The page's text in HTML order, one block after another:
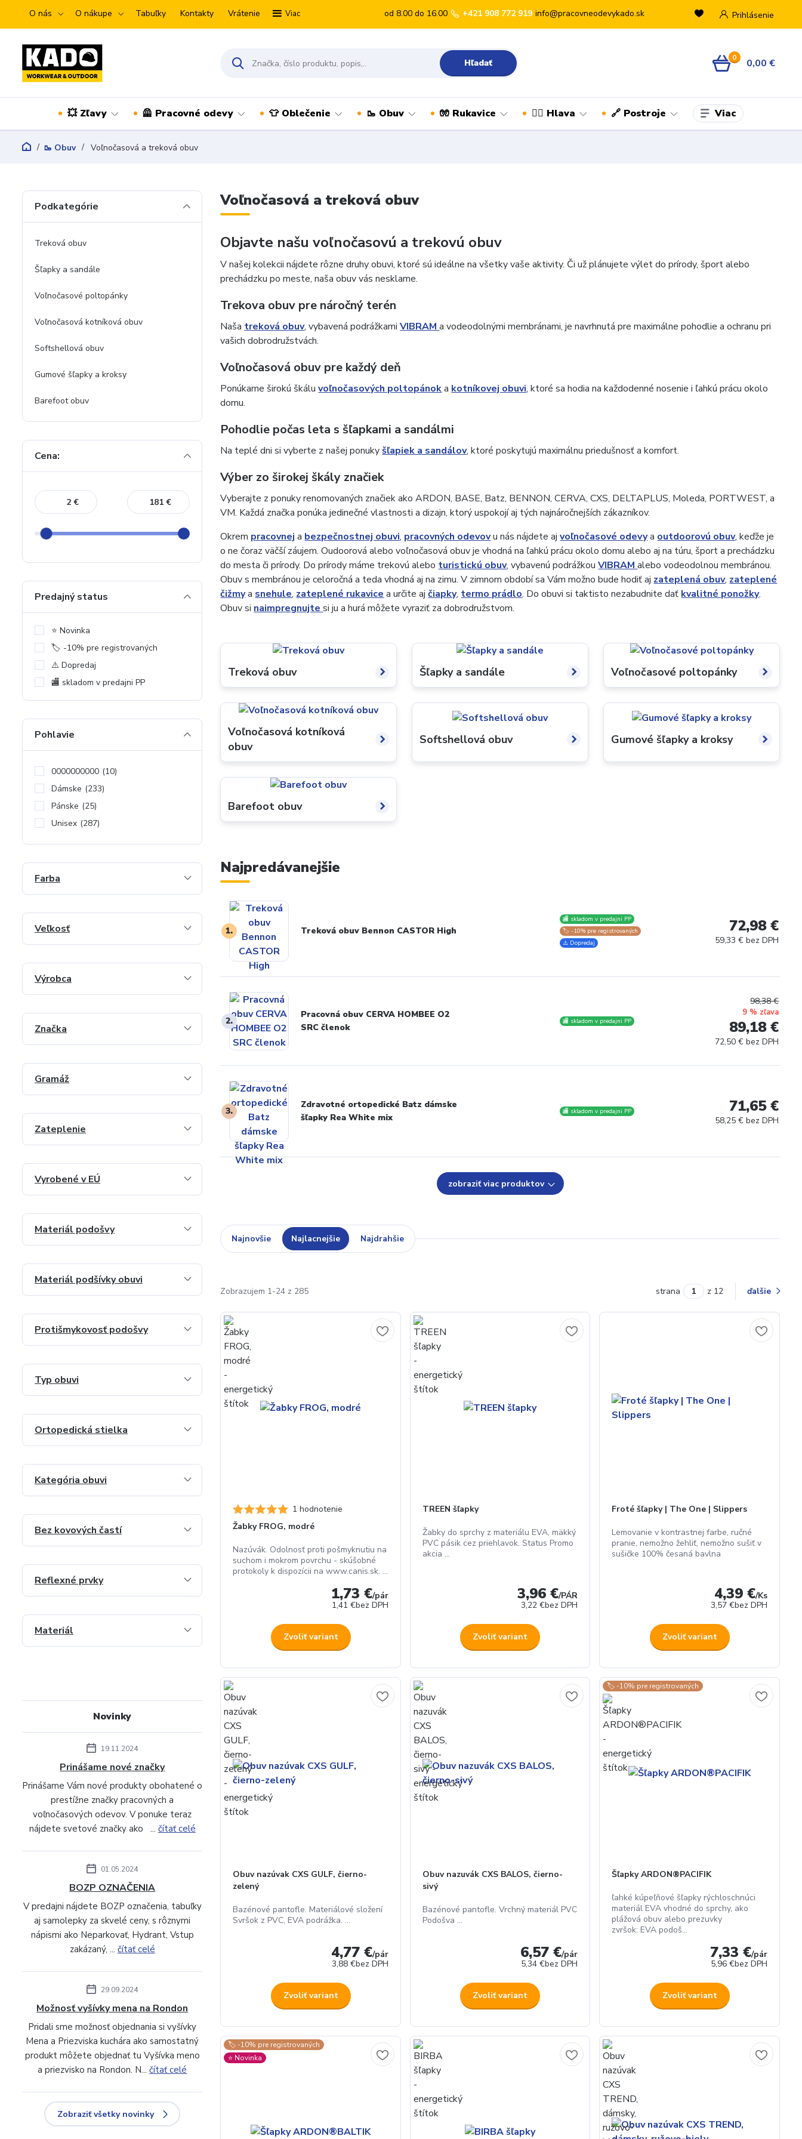
O nás O nákupe Tabuľky Kontakty Vrátenie Viac Prihlásenie
Hľadať
od 8.00 do 16.00 +421 908 772 919 info@pracovneodevykado.sk
0 0,00 €
💥 Zľavy 🦺 Pracovné odevy 👕 Oblečenie 🥾 Obuv 🧤 Rukavice 👷‍♂️ Hlava 🔗 Postroje Viac
🥾 Obuv Voľnočasová a treková obuv
Voľnočasová a treková obuv
Objavte našu voľnočasovú a trekovú obuv
V našej kolekcii nájdete rôzne druhy obuvi, ktoré sú ideálne na všetky vaše aktivity. Či už plánujete výlet do prírody, šport alebo
prechádzku po meste, naša obuv vás nesklame.
Trekova obuv pre náročný terén
Naša treková obuv, vybavená podrážkamiVIBRAMa vodeodolnými membránami, je navrhnutá pre maximálne pohodlie a ochranu pri
vašich dobrodružstvách.
Voľnočasová obuv pre každý deň
Ponúkame širokú škáluvoľnočasových poltopánoka kotníkovej obuvi, ktoré sa hodia na každodenné nosenie i ľahkú prácu okolo
domu.
Pohodlie počas leta s šľapkami a sandálmi
Na teplé dni si vyberte z našej ponukyšľapiek a sandálov, ktoré poskytujú maximálnu priedušnosť a komfort.
Výber zo širokej škály značiek
Vyberajte z ponuky renomovaných značiek ako ARDON, BASE, Batz, BENNON, CERVA, CXS, DELTAPLUS, Moleda, PORTWEST, a
VM. Každá značka ponúka jedinečné vlastnosti a dizajn, ktorý uspokojí aj tých najnáročnejších zákazníkov.
Okrem pracovnej a bezpečnostnej obuvi, pracovných odevovu nás nájdete ajvoľnočasové odevya outdoorovú obuv, keďže je
o ne čoraz väčší záujem. Oudoorová alebo voľnočasová obuv je vhodná na ľahkú prácu okolo domu alebo aj na túru, šport a prechádzku
do mesta či prírody. Do prírody máme trekovú alebo turistickú obuv, vybavenú podrážkouVIBRAMalebo vodeodolnou membránou.
Obuv s membránou je celoročná a teda vhodná aj na zimu. V zimnom období sa Vám možno bude hodiť aj zateplená obuv, zateplené
čižmya snehule, zateplené rukavice a určite ajčiapky, termo prádlo. Do obuvi si taktisto nezabudnite dať kvalitné ponožky.
Obuv si naimpregnujtesi ju a hurá môžete vyraziť za dobrodružstvom.
Treková obuv Šľapky a sandále Voľnočasové poltopánky
Voľnočasová kotníková
obuv
Softshellová obuv Gumové šľapky a kroksy
Barefoot obuv
Najpredávanejšie
1. Treková obuv Bennon CASTOR High
🏬 skladom v predajni PP
🏷️ -10% pre registrovaných
⚠️ Dopredaj
72,98 €
59,33 € bez DPH
2.
Pracovná obuv CERVA HOMBEE O2
SRC členok
🏬 skladom v predajni PP
98,38 €
9 % zľava
89,18 €
72,50 € bez DPH
3.
Zdravotné ortopedické Batz dámske
šľapky Rea White mix
🏬 skladom v predajni PP 71,65 €
58,25 € bez DPH
zobraziť viac produktov
Najnovšie Najlacnejšie Najdrahšie
Zobrazujem 1-24 z 285 strana z 12 ďalšie
1 hodnotenie
Žabky FROG, modré
Nazúvák. Odolnosť proti pošmyknutiu na
suchom i mokrom povrchu - skúšobné
protokoly k dispozícii na www.canis.sk. ...
1,73 €/pár
1,41 €bez DPH
Zvoliť variant
TREEN šľapky
Žabky do sprchy z materiálu EVA, mäkký
PVC pásik cez priehlavok. Status Promo
akcia ...
3,96 €/PÁR
3,22 €bez DPH
Zvoliť variant
Froté šľapky | The One | Slippers
Lemovanie v kontrastnej farbe, ručné
pranie, nemožno žehliť, nemožno sušiť v
sušičke 100% česaná bavlna
4,39 €/Ks
3,57 €bez DPH
Zvoliť variant
Obuv nazúvak CXS GULF, čierno-
zelený
Bazénové pantofle. Materiálové složení
Svršok z PVC, EVA podrážka. ...
4,77 €/pár
3,88 €bez DPH
Zvoliť variant
Obuv nazuvák CXS BALOS, čierno-
sivý
Bazénové pantofle. Vrchný materiál PVC
Podošva ...
6,57 €/pár
5,34 €bez DPH
Zvoliť variant
🏷️ -10% pre registrovaných
Šľapky ARDON®PACIFIK
ľahké kúpeľňové šľapky rýchloschnúci
materiál EVA vhodné do sprchy, ako
plážová obuv alebo prezuvky
zvršok: EVA podoš...
7,33 €/pár
5,96 €bez DPH
Zvoliť variant
🏷️ -10% pre registrovaných
⭐️ Novinka
Podkategórie
Treková obuv
Šľapky a sandále
Voľnočasové poltopánky
Voľnočasová kotníková obuv
Softshellová obuv
Gumové šľapky a kroksy
Barefoot obuv
Cena:
€ €
Predajný status
⭐️ Novinka
🏷️ -10% pre registrovaných
⚠️ Dopredaj
🏬 skladom v predajni PP
Pohlavie
0000000000 (10)
Dámske (233)
Pánske (25)
Unisex (287)
Farba
Veľkosť
Výrobca
Značka
Gramáž
Zateplenie
Vyrobené v EÚ
Materiál podošvy
Materiál podšívky obuvi
Protišmykovosť podošvy
Typ obuvi
Ortopedická stielka
Kategória obuvi
Bez kovových častí
Reflexné prvky
Materiál
Novinky
19.11.2024
Prinášame nové značky
Prinášame Vám nové produkty obohatené o
prestížne značky pracovných a
voľnočasových odevov. V ponuke teraz
nájdete svetové značky ako ... čítať celé
01.05.2024
BOZP OZNAČENIA
V predajni nájdete BOZP označenia, tabuľky
aj samolepky za skvelé ceny, s rôznymi
nápismi ako Neparkovať, Hydrant, Vstup
zakázaný, ... čítať celé
29.09.2024
Možnosť vyšívky mena na Rondon
Pridali sme možnosť objednania si vyšívky
Mena a Priezviska kuchára ako samostatný
produkt môžete objednať tu Vyšívka meno
a priezvisko na Rondon. N...čítať celé
Zobraziť všetky novinky